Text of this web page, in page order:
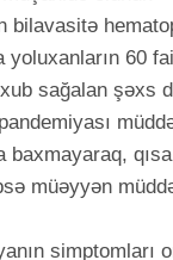
bilavasitə
yoluxanların 60
sağalan şəxs
baxmayaraq,
müəyyən
simptomları